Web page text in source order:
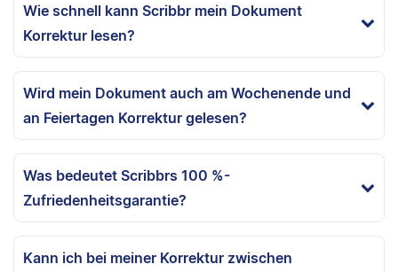
Wie schnell kann Scribbr mein Dokument
Korrektur lesen?
Wird mein Dokument auch am Wochenende und
an Feiertagen Korrektur gelesen?
Was bedeutet Scribbrs 100 %-
Zufriedenheitsgarantie?
Kann ich bei meiner Korrektur zwischen